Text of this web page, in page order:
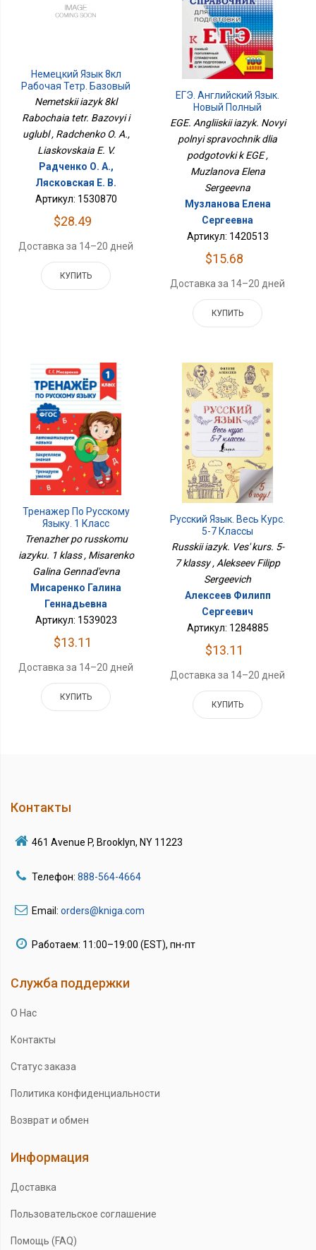
Немецкий Язык 8кл
Рабочая Тетр. Базовый
И Углубл
Nemetskii iazyk 8kl
Rabochaia tetr. Bazovyi i
uglubl , Radchenko O. A.,
Liaskovskaia E. V.
Радченко О. А.,
Лясковская Е. В.
Артикул: 1530870
$28.49
Доставка за 14–20 дней
КУПИТЬ
ЕГЭ. Английский Язык.
Новый Полный
Справочник Для
Подготовки К ЕГЭ
EGE. Angliiskii iazyk. Novyi
polnyi spravochnik dlia
podgotovki k EGE ,
Muzlanova Elena
Sergeevna
Музланова Елена
Сергеевна
Артикул: 1420513
$15.68
Доставка за 14–20 дней
КУПИТЬ
Тренажер По Русскому
Языку. 1 Класс
Trenazher po russkomu
iazyku. 1 klass , Misarenko
Galina Gennad'evna
Мисаренко Галина
Геннадьевна
Артикул: 1539023
$13.11
Доставка за 14–20 дней
КУПИТЬ
Русский Язык. Весь Курс.
5-7 Классы
Russkii iazyk. Ves' kurs. 5-
7 klassy , Alekseev Filipp
Sergeevich
Алексеев Филипп
Сергеевич
Артикул: 1284885
$13.11
Доставка за 14–20 дней
КУПИТЬ
Контакты
461 Avenue P, Brooklyn, NY 11223
Телефон: 888-564-4664
Email: orders@kniga.com
Работаем: 11:00–19:00 (EST), пн-пт
Служба поддержки
О Нас
Контакты
Статус заказа
Политика конфиденциальности
Возврат и обмен
Информация
Доставка
Пользовательское соглашение
Помощь (FAQ)